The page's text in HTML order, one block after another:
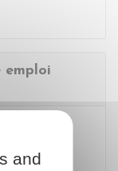
emploi
en
and